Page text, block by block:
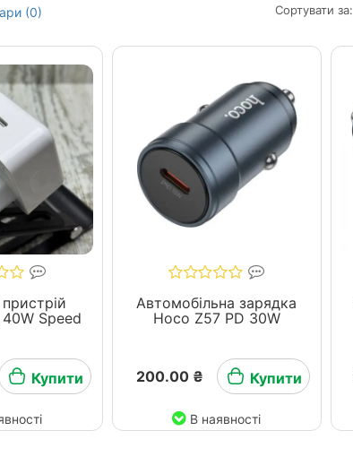
(0) Сортувати за:
Speed
Купити
Автомобільна зарядка
Hoco Z57 PD 30W
200.00 ₴ Купити
В наявності